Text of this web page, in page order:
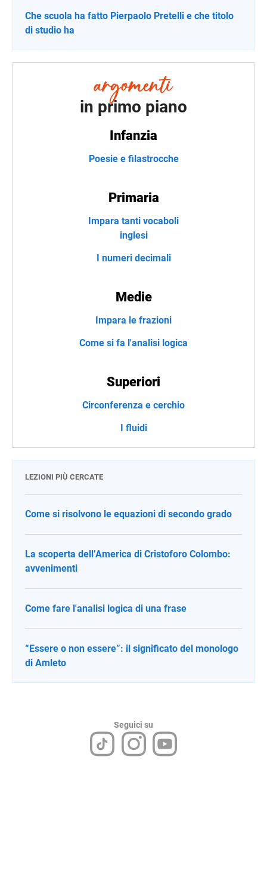
Che scuola ha fatto Pierpaolo Pretelli e che titolo
di studio ha
in primo piano
Infanzia
Poesie e filastrocche
Primaria
Impara tanti vocaboli
inglesi
I numeri decimali
Medie
Impara le frazioni
Come si fa l'analisi logica
Superiori
Circonferenza e cerchio
I fluidi
LEZIONI PIÙ CERCATE
Come si risolvono le equazioni di secondo grado
La scoperta dell’America di Cristoforo Colombo:
avvenimenti
Come fare l'analisi logica di una frase
“Essere o non essere”: il significato del monologo
di Amleto
Seguici su